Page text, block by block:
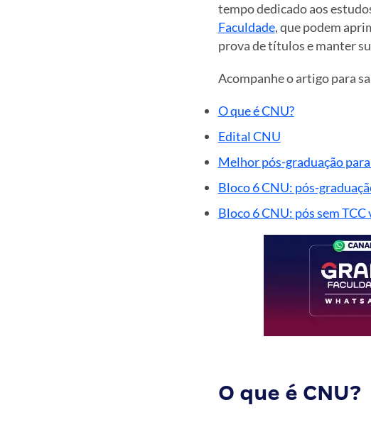
tempo dedicado aos
Faculdade, que podem
prova de títulos e manter
Acompanhe o artigo para
O que é CNU?
Edital CNU
Melhor pós-graduação
Bloco 6 CNU: pós-
Bloco 6 CNU: pós sem TCC
O que é CNU?